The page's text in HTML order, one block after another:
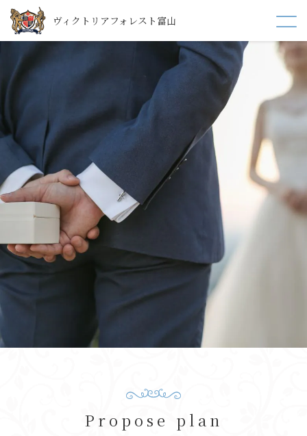
ヴィクトリアフォレスト富山
Propose plan